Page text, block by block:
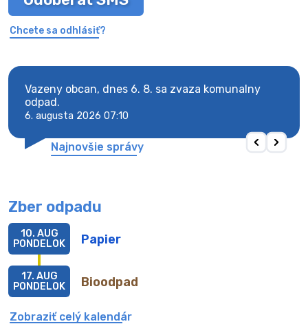
Chcete sa odhlásiť?
Vazeny obcan, dnes 6. 8. sa zvaza komunalny
odpad.
6. augusta 2026 07:10
Najnovšie správy
Zber odpadu
Papier
10. AUG
PONDELOK
Bioodpad
17. AUG
PONDELOK
Zobraziť celý kalendár